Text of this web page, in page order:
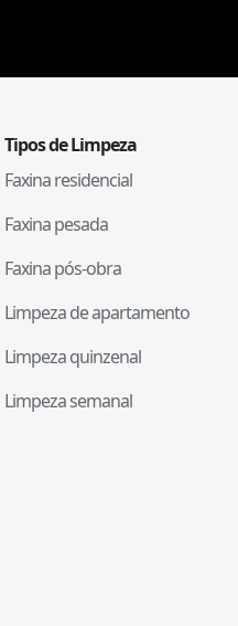
Tipos de Limpeza
Faxina residencial
Faxina pesada
Faxina pós-obra
Limpeza de apartamento
Limpeza quinzenal
Limpeza semanal